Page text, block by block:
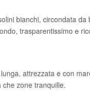
bianchi, circondata da
trasparentissimo e
attrezzata e con
zone tranquille.